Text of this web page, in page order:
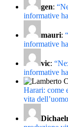
gen:
informative
mauri:
informative
vic:
informative
Harari: come
vita dell’uomo